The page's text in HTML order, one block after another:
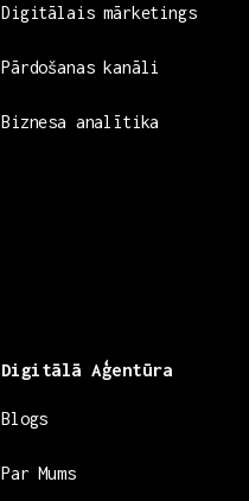
Digitālais mārketings
Pārdošanas kanāli
Biznesa analītika
Digitālā Aģentūra
Blogs
Par Mums